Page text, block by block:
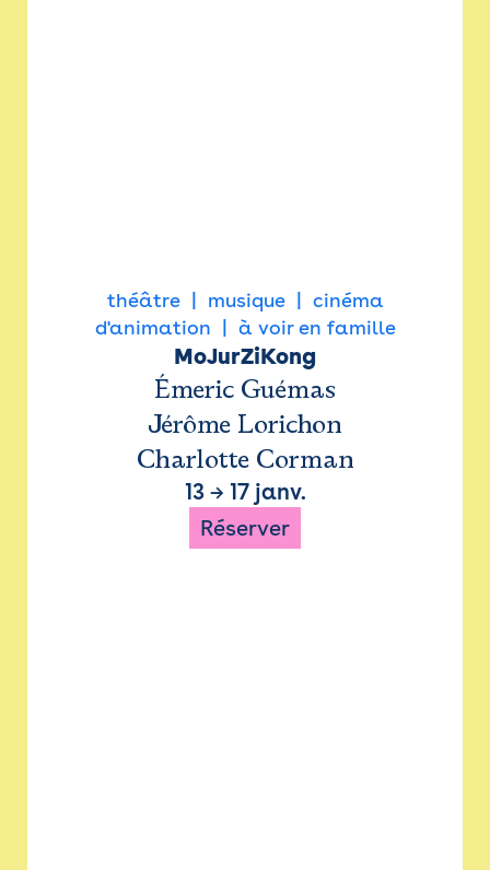
théâtre musique
cinéma
d'animation
à voir en famille
MoJurZiKong
Émeric Guémas
Jérôme Lorichon
Charlotte Corman
13→ 17 janv.
Réserver